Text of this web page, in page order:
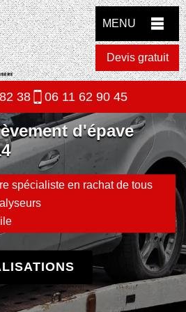
MENU
Devis gratuit
38 06 11 62 90 45
d'épave
spécialiste en rachat de tous